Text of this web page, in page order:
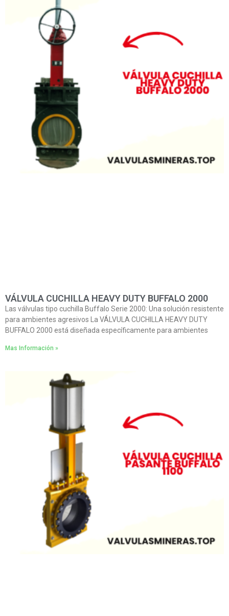
VÁLVULA CUCHILLA HEAVY DUTY BUFFALO 2000
Las válvulas tipo cuchilla Buffalo Serie 2000: Una solución resistente
para ambientes agresivos La VÁLVULA CUCHILLA HEAVY DUTY
BUFFALO 2000 está diseñada específicamente para ambientes
Mas Información »